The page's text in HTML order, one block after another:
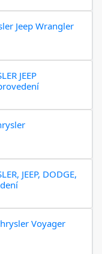
Jeep Wrangler
JEEP
JEEP, DODGE,
Voyager